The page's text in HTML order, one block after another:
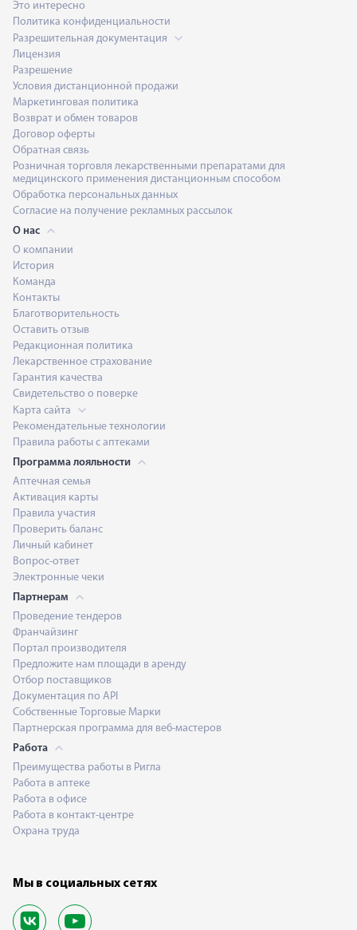
Это интересно
Политика конфиденциальности
Разрешительная документация
Лицензия
Разрешение
Условия дистанционной продажи
Маркетинговая политика
Возврат и обмен товаров
Договор оферты
Обратная связь
Розничная торговля лекарственными препаратами для
медицинского применения дистанционным способом
Обработка персональных данных
Согласие на получение рекламных рассылок
О нас
О компании
История
Команда
Контакты
Благотворительность
Оставить отзыв
Редакционная политика
Лекарственное страхование
Гарантия качества
Свидетельство о поверке
Карта сайта
Рекомендательные технологии
Правила работы с аптеками
Программа лояльности
Аптечная семья
Активация карты
Правила участия
Проверить баланс
Личный кабинет
Вопрос-ответ
Электронные чеки
Партнерам
Проведение тендеров
Франчайзинг
Портал производителя
Предложите нам площади в аренду
Отбор поставщиков
Документация по API
Собственные Торговые Марки
Партнерская программа для веб-мастеров
Работа
Преимущества работы в Ригла
Работа в аптеке
Работа в офисе
Работа в контакт-центре
Охрана труда
Мы в социальных сетях